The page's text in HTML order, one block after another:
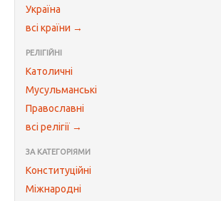
Україна
всі країни →
РЕЛІГІЙНІ
Католичні
Мусульманські
Православні
всі релігії →
ЗА КАТЕГОРІЯМИ
Конституційні
Міжнародні